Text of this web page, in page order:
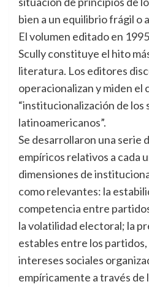
bien a un equilibrio frágil o
El volumen editado en
Scully constituye el hito
literatura. Los editores
operacionalizan y miden el
“institucionalización de los
latinoamericanos”.
Se desarrollaron una serie
empíricos relativos a cada
dimensiones de
como relevantes: la
competencia entre
la volatilidad electoral; la
estables entre los partidos,
intereses sociales
empíricamente a través de